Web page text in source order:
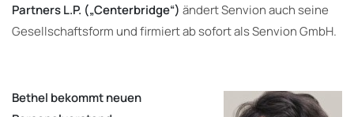
Partners L.P. („Centerbridge“) ändert Senvion auch seine
Gesellschaftsform und firmiert ab sofort als Senvion GmbH.
Bethel bekommt neuen